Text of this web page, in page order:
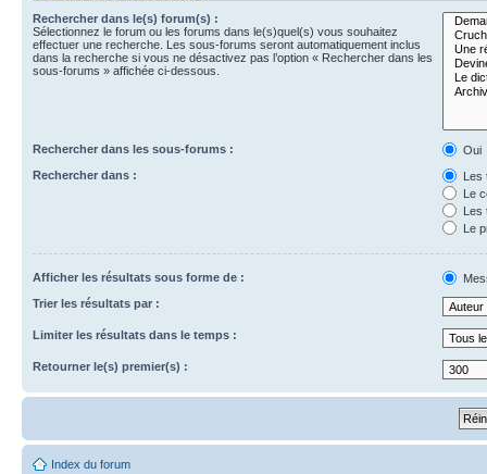
Rechercher dans le(s) forum(s) :
Sélectionnez le forum ou les forums dans le(s)quel(s) vous souhaitez
effectuer une recherche. Les sous-forums seront automatiquement inclus
dans la recherche si vous ne désactivez pas l’option « Rechercher dans les
sous-forums » affichée ci-dessous.
Rechercher dans les sous-forums :
Oui
Rechercher dans :
Les
Le
Les
Le
Afficher les résultats sous forme de :
Trier les résultats par :
Limiter les résultats dans le temps :
Retourner le(s) premier(s) :
Index du forum